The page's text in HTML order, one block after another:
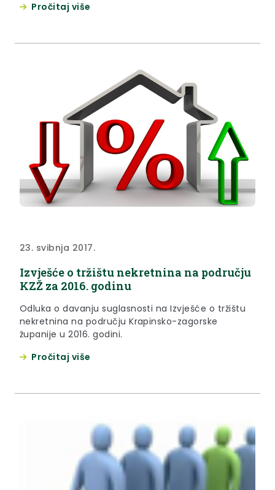
zagorske županije te Županijske skupštine
Pročitaj više
23. svibnja 2017.
Izvješće o tržištu nekretnina na području
KZŽ za 2016. godinu
Odluka o davanju suglasnosti na Izvješće o tržištu
nekretnina na području Krapinsko-zagorske
županije u 2016. godini.
Pročitaj više